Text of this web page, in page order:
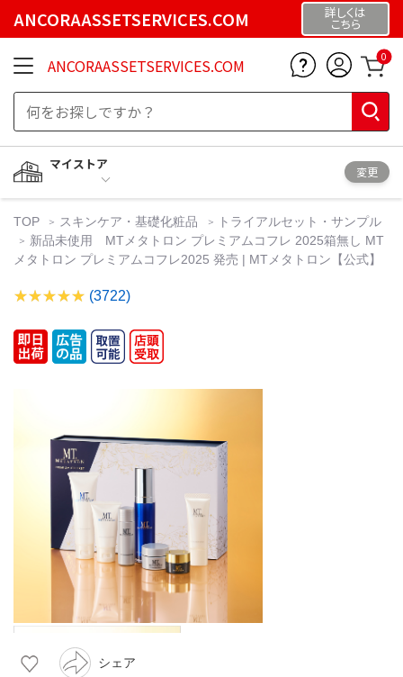
ANCORAASSETSERVICES.COM 詳しくは
こちら
ANCORAASSETSERVICES.COM 0
マイストア
変更
TOP スキンケア・基礎化粧品
トライアルセット・サンプル
新品未使用 MTメタトロン プレミアムコフレ 2025箱無し MT
メタトロン プレミアムコフレ2025 発売 | MTメタトロン【公式】
(3722)
シェア